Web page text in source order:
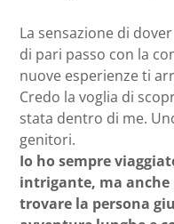
La sensazione di
di pari passo con la
nuove esperienze ti
Credo la voglia di
stata dentro di me.
genitori.
Io ho sempre
intrigante, ma
trovare la persona